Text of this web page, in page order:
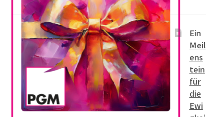
Ein
Meil
ens
tein
für
die
Ewi